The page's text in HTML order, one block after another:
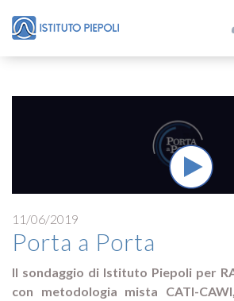
11/06/2019
Porta a Porta
Il sondaggio di Istituto Piepoli per
con metodologia mista CATI-